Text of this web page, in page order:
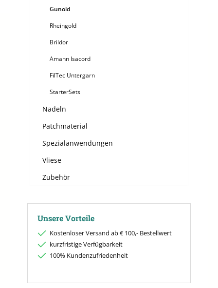
Gunold
Rheingold
Brildor
Amann Isacord
FilTec Untergarn
StarterSets
Nadeln
Patchmaterial
Spezialanwendungen
Vliese
Zubehör
Unsere Vorteile
Kostenloser Versand ab € 100,- Bestellwert
kurzfristige Verfügbarkeit
100% Kundenzufriedenheit